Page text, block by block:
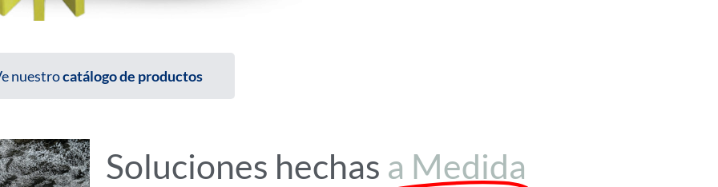
nuestrocatálogo de productos
Soluciones hechas a Medida